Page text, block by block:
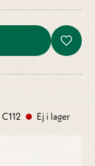
C112 Ej i lager